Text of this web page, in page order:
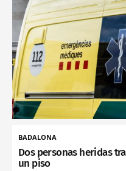
BADALONA
Dos personas heridas
un piso